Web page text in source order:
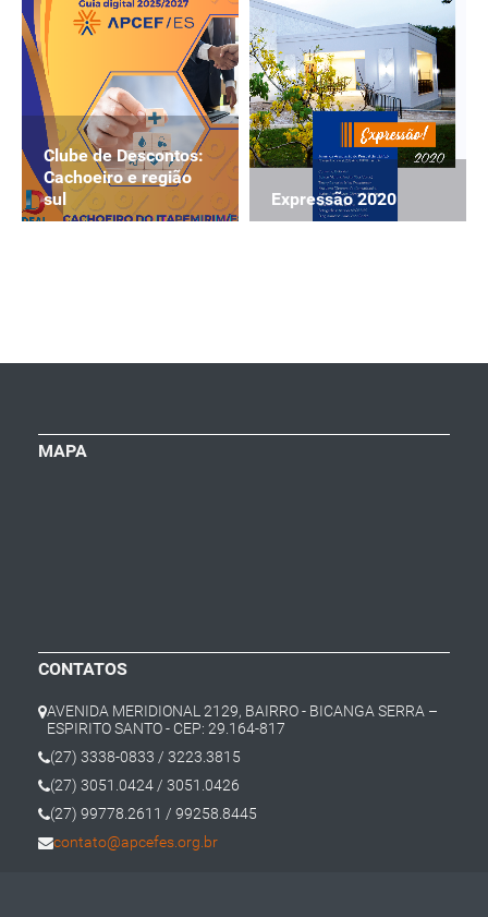
Clube de Descontos:
Cachoeiro e região
sul
Expressão 2020
MAPA
CONTATOS
AVENIDA MERIDIONAL 2129, BAIRRO - BICANGA SERRA –
ESPIRITO SANTO - CEP: 29.164-817
(27) 3338-0833 / 3223.3815
(27) 3051.0424 / 3051.0426
(27) 99778.2611 / 99258.8445
contato@apcefes.org.br